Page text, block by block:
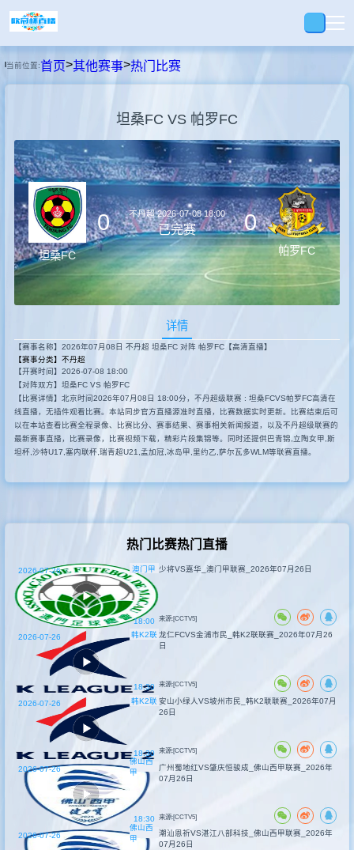
首页
足球
篮球
录播
视频
快讯
当前位置:首页>其他赛事>热门比赛
坦桑FC VS 帕罗FC
坦桑FC
0 不丹超2026-07-08 18:00
已完赛 0
帕罗FC
详情
【赛事名称】2026年07月08日 不丹超 坦桑FC 对阵 帕罗FC【高清直播】
【赛事分类】 不丹超
【开赛时间】2026-07-08 18:00
【对阵双方】坦桑FC VS 帕罗FC
【比赛详情】北京时间2026年07月08日 18:00分，不丹超级联赛 : 坦桑FCVS帕罗FC高清在
线直播，无插件观看比赛。本站同步官方直播源准时直播，比赛数据实时更新。比赛结束后可
以在本站查看比赛全程录像、比赛比分、赛事结果、赛事相关新闻报道，以及不丹超级联赛的
最新赛事直播，比赛录像，比赛视频下载，精彩片段集锦等。同时还提供巴青锦,立陶女甲,斯
坦杯,沙特U17,塞内联杯,瑞青超U21,孟加冠,冰岛甲,里约乙,萨尔瓦多WLM等联赛直播。
热门比赛热门直播
澳门甲
18:00
2026-07-26 少将VS嘉华_澳门甲联赛_2026年07月26日
来源:[CCTV5]
韩K2联
18:30
2026-07-26
龙仁FCVS金浦市民_韩K2联联赛_2026年07月26
日
来源:[CCTV5]
韩K2联
18:30
2026-07-26
安山小绿人VS坡州市民_韩K2联联赛_2026年07月
26日
来源:[CCTV5]
佛山西
甲
18:30
2026-07-26
广州蜀地红VS肇庆恒骏成_佛山西甲联赛_2026年
07月26日
来源:[CCTV5]
佛山西
甲
2026-07-26
潮汕恩祈VS湛江八部科技_佛山西甲联赛_2026年
07月26日